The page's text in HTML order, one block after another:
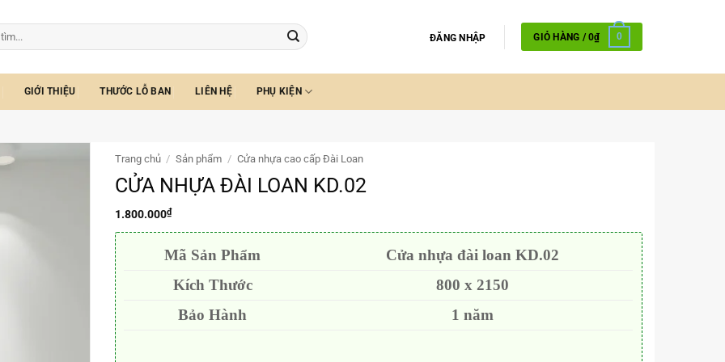
ĐĂNG NHẬP GIỎ HÀNG /0₫ 0
GIỚI THIỆU THƯỚC LỖ BAN LIÊN HỆ PHỤ KIỆN
Trang chủ / Sản phẩm / Cửa nhựa cao cấp Đài Loan
CỬA NHỰA ĐÀI LOAN KD.02
1.800.000₫
Mã Sản Phẩm
Cửa nhựa đài loan KD.02
Kích Thước
800 x 2150
Bảo Hành
1 năm